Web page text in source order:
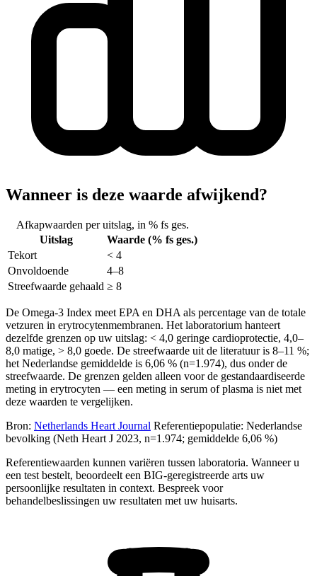
Wanneer is deze waarde afwijkend?
Afkapwaarden per uitslag, in % fs ges.
Uitslag
Waarde (% fs ges.)
Tekort
< 4
Onvoldoende
4–8
Streefwaarde gehaald ≥ 8
De Omega-3 Index meet EPA en DHA als percentage van de totale
vetzuren in erytrocytenmembranen. Het laboratorium hanteert
dezelfde grenzen op uw uitslag: < 4,0 geringe cardioprotectie, 4,0–
8,0 matige, > 8,0 goede. De streefwaarde uit de literatuur is 8–11 %;
het Nederlandse gemiddelde is 6,06 % (n=1.974), dus onder de
streefwaarde. De grenzen gelden alleen voor de gestandaardiseerde
meting in erytrocyten — een meting in serum of plasma is niet met
deze waarden te vergelijken.
Bron: Netherlands Heart Journal Referentiepopulatie: Nederlandse
bevolking (Neth Heart J 2023, n=1.974; gemiddelde 6,06 %)
Referentiewaarden kunnen variëren tussen laboratoria. Wanneer u
een test bestelt, beoordeelt een BIG-geregistreerde arts uw
persoonlijke resultaten in context. Bespreek voor
behandelbeslissingen uw resultaten met uw huisarts.